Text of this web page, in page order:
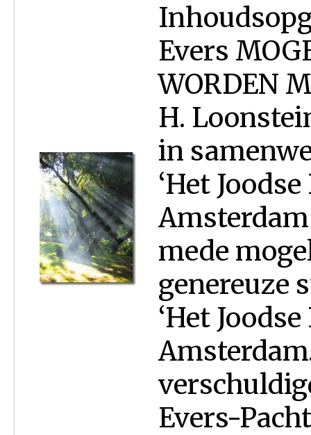
Evers
WORDEN
H.
in
‘Het
mede
genereuze
‘Het
Evers-